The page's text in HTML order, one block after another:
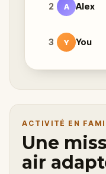
2 A Alex
3 Y You
ACTIVITÉ EN
Une
air